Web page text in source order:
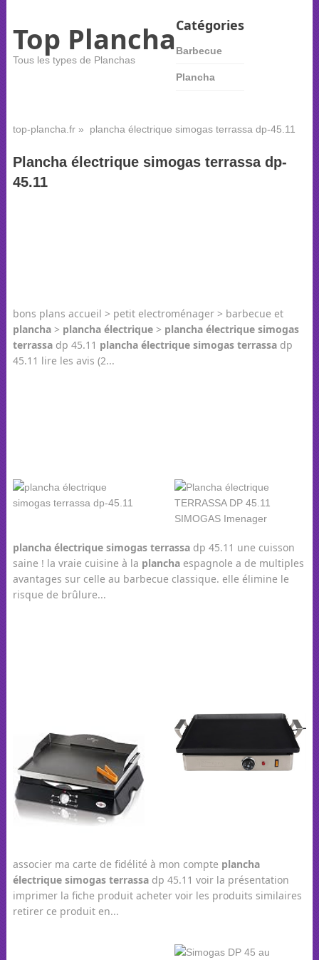
Top Plancha
Tous les types de Planchas
Catégories
Barbecue
Plancha
top-plancha.fr» plancha électrique simogas terrassa dp-45.11
Plancha électrique simogas terrassa dp-
45.11
bons plans accueil > petit electroménager > barbecue et
plancha> plancha électrique> plancha électrique simogas
terrassadp 45.11 plancha électrique simogas terrassadp
45.11 lire les avis (2...
plancha électrique simogas terrassadp 45.11 une cuisson
saine ! la vraie cuisine à la planchaespagnole a de multiples
avantages sur celle au barbecue classique. elle élimine le
risque de brûlure...
associer ma carte de fidélité à mon compte plancha
électrique simogas terrassadp 45.11 voir la présentation
imprimer la fiche produit acheter voir les produits similaires
retirer ce produit en...